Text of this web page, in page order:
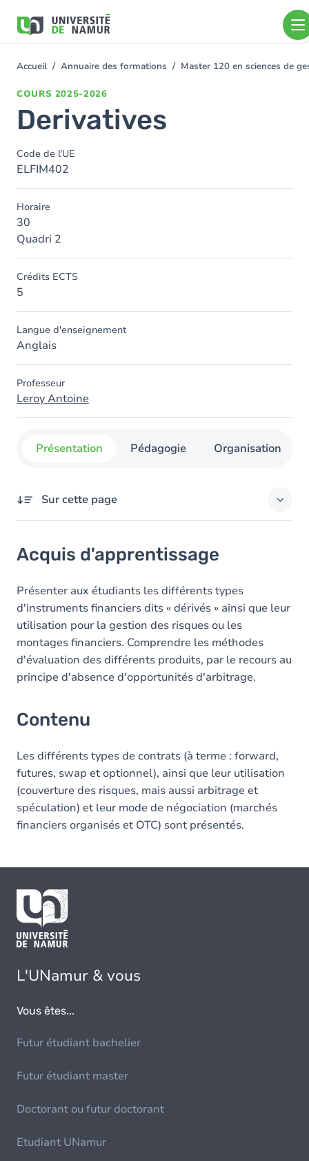
contenu
You
Accueil Annuaire des formations Master 120 en sciences de
COURS 2025-2026
Derivatives
Code de l'UE
ELFIM402
Horaire
30
Quadri 2
Crédits ECTS
5
Langue d'enseignement
Anglais
Professeur
Leroy Antoine
Présentation Pédagogie Organisation
Sur cette page
Contenu
Acquis d'apprentissage
Présenter aux étudiants les différents types
d'instruments financiers dits « dérivés » ainsi que leur
utilisation pour la gestion des risques ou les
montages financiers. Comprendre les méthodes
d'évaluation des différents produits, par le recours au
principe d'absence d'opportunités d'arbitrage.
Contenu
Les différents types de contrats (à terme : forward,
futures, swap et optionnel), ainsi que leur utilisation
(couverture des risques, mais aussi arbitrage et
spéculation) et leur mode de négociation (marchés
financiers organisés et OTC) sont présentés.
L'UNamur & vous
Vous êtes...
Futur étudiant bachelier
Futur étudiant master
Doctorant ou futur doctorant
Etudiant UNamur